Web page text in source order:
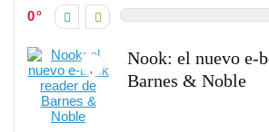
0
Nook: el nuevo e-
Barnes & Noble